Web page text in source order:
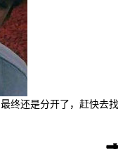
终还是分开了，赶快